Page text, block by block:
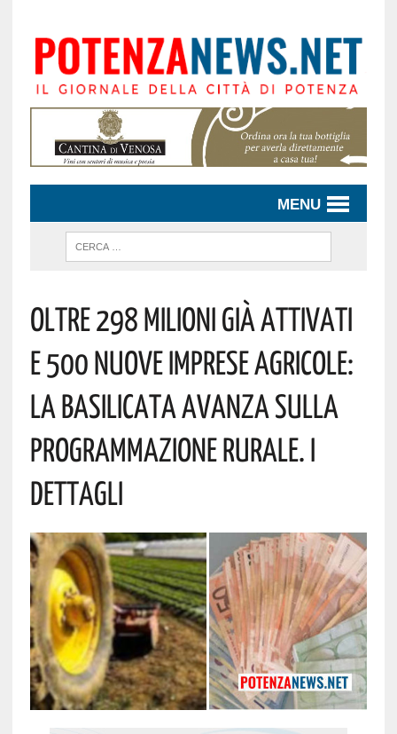
MENU
Oltre 298 Milioni Già Attivati
E 500 Nuove Imprese Agricole:
La Basilicata Avanza Sulla
Programmazione Rurale. I
Dettagli